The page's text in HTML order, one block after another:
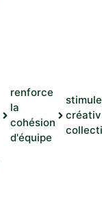
renforce
la
cohésion
d'équipe